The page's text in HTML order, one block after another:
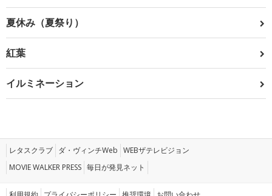
夏休み（夏祭り）
紅葉
イルミネーション
レタスクラブ ダ・ヴィンチWeb WEBザテレビジョン
MOVIE WALKER PRESS 毎日が発見ネット